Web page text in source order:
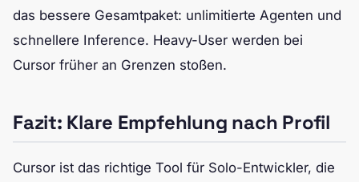
das bessere Gesamtpaket: unlimitierte Agenten und
schnellere Inference. Heavy-User werden bei
Cursor früher an Grenzen stoßen.
Fazit: Klare Empfehlung nach Profil
Cursor ist das richtige Tool für Solo-Entwickler, die